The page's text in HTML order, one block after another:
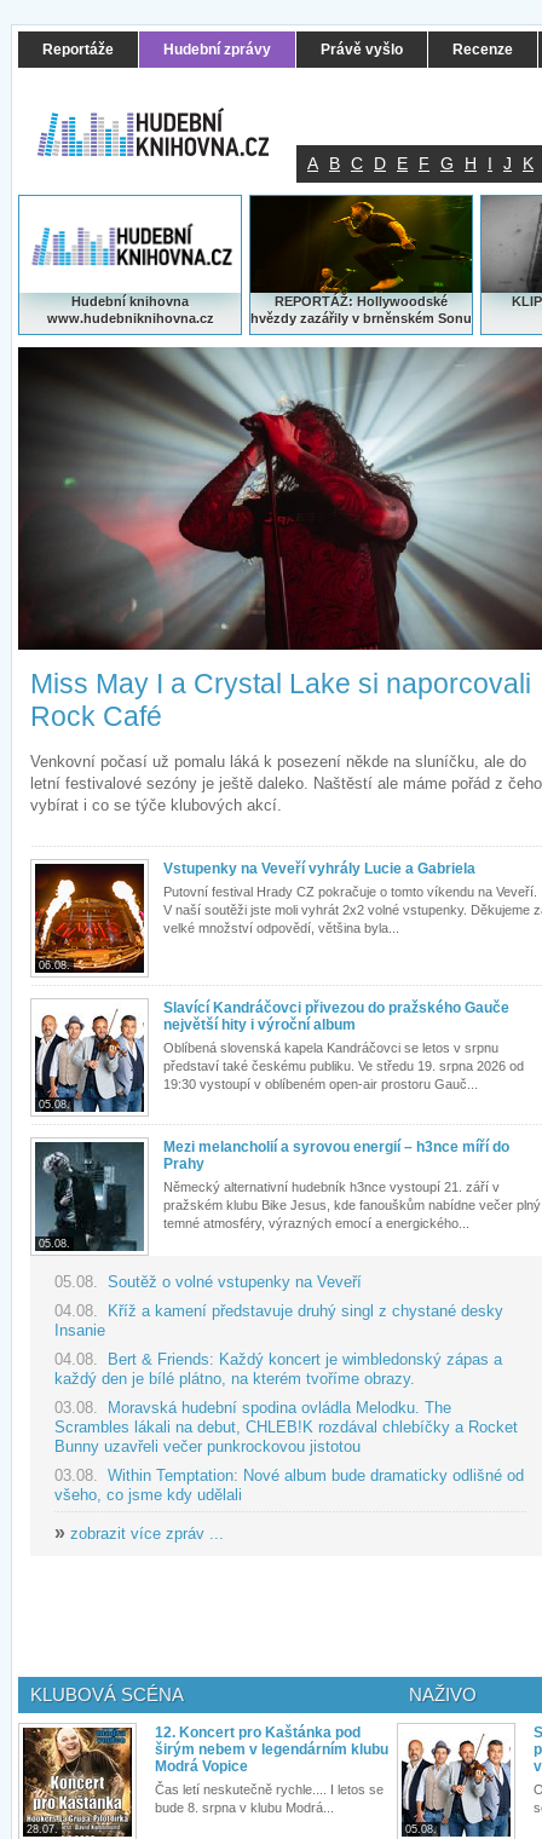
Reportáže Hudební zprávy Právě vyšlo Recenze
A B C D E F G H I J K
Hudební knihovna
www.hudebniknihovna.cz
REPORTÁŽ: Hollywoodské
hvězdy zazářily v brněnském Sonu
Miss May I a Crystal Lake si naporcovali
Rock Café
Venkovní počasí už pomalu láká k posezení někde na sluníčku, ale do
letní festivalové sezóny je ještě daleko. Naštěstí ale máme pořád z čeho
vybírat i co se týče klubových akcí.
06.08.
Vstupenky na Veveří vyhrály Lucie a Gabriela
Putovní festival Hrady CZ pokračuje o tomto víkendu na Veveří.
V naší soutěži jste moli vyhrát 2x2 volné vstupenky. Děkujeme
velké množství odpovědí, většina byla...
05.08.
Slavící Kandráčovci přivezou do pražského Gauče
největší hity i výroční album
Oblíbená slovenská kapela Kandráčovci se letos v srpnu
představí také českému publiku. Ve středu 19. srpna 2026 od
19:30 vystoupí v oblíbeném open-air prostoru Gauč...
05.08.
Mezi melancholií a syrovou energií – h3nce míří do
Prahy
Německý alternativní hudebník h3nce vystoupí 21. září v
pražském klubu Bike Jesus, kde fanouškům nabídne večer plný
temné atmosféry, výrazných emocí a energického...
05.08. Soutěž o volné vstupenky na Veveří
04.08. Kříž a kamení představuje druhý singl z chystané desky
Insanie
04.08. Bert & Friends: Každý koncert je wimbledonský zápas a
každý den je bílé plátno, na kterém tvoříme obrazy.
03.08. Moravská hudební spodina ovládla Melodku. The
Scrambles lákali na debut, CHLEB!K rozdával chlebíčky a Rocket
Bunny uzavřeli večer punkrockovou jistotou
03.08. Within Temptation: Nové album bude dramaticky odlišné od
všeho, co jsme kdy udělali
» zobrazit více zpráv ...
KLUBOVÁ SCÉNA
28.07.
12. Koncert pro Kaštánka pod
širým nebem v legendárním klubu
Modrá Vopice
Čas letí neskutečně rychle.... I letos se
bude 8. srpna v klubu Modrá...
NAŽIVO
05.08.